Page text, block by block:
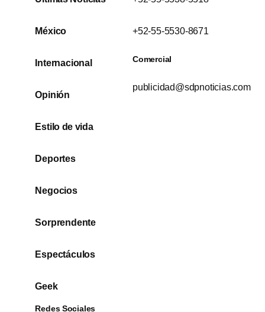
México
Internacional
Opinión
Estilo de vida
Deportes
Negocios
Sorprendente
Espectáculos
Geek
+52-55-5530-8671
Comercial
publicidad@sdpnoticias.com
Redes Sociales